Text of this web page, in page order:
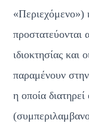
«Περιεχόμενο»)
προστατεύονται
ιδιοκτησίας και
παραμένουν
η οποία